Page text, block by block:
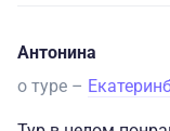
Отдельно хочется
гостеприимно,
Антонина
о туре –